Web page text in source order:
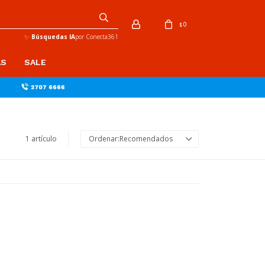
SALE
✨ Búsquedas IApor Conecta361
$0
1 artículo Recomendados